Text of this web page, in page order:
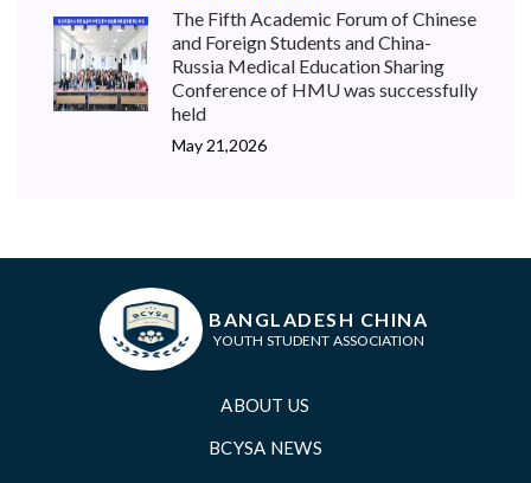
The Fifth Academic Forum of Chinese
and Foreign Students and China-
Russia Medical Education Sharing
Conference of HMU was successfully
held
May 21,2026
BANGLADESH CHINA
YOUTH STUDENT ASSOCIATION
ABOUT US
BCYSA NEWS